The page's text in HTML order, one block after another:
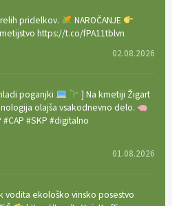
pridelkov.
NAROČANJE
https://t.co/fPA11tblvn
02.08.2026
poganjki
] Na kmetiji Žigart
olajša vsakodnevno delo.
#CAP #SKP #digitalno
01.08.2026
vodita ekološko vinsko posestvo